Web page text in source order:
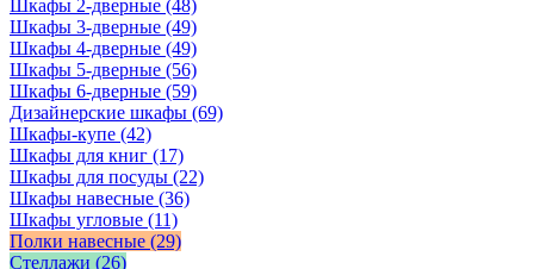
Шкафы 2-дверные (48)
Шкафы 3-дверные (49)
Шкафы 4-дверные (49)
Шкафы 5-дверные (56)
Шкафы 6-дверные (59)
Дизайнерские шкафы (69)
Шкафы-купе (42)
Шкафы для книг (17)
Шкафы для посуды (22)
Шкафы навесные (36)
Шкафы угловые (11)
Полки навесные (29)
Стеллажи (26)